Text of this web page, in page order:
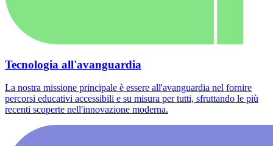
Tecnologia all'avanguardia
La nostra missione principale è essere all'avanguardia nel fornire
percorsi educativi accessibili e su misura per tutti, sfruttando le più
recenti scoperte nell'innovazione moderna.